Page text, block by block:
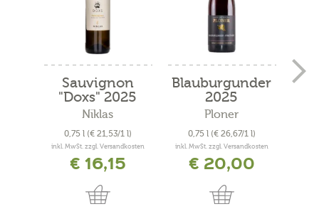
Sauvignon
"Doxs" 2025
Niklas
0,75 l (€ 21,53/1 l)
inkl. MwSt. zzgl. Versandkosten
€ 16,15
Blauburgunder
2025
Ploner
0,75 l (€ 26,67/1 l)
inkl. MwSt. zzgl. Versandkosten
€ 20,00